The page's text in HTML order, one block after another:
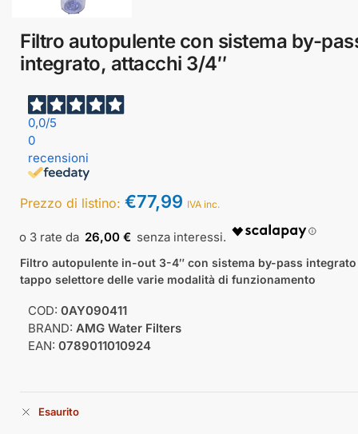
Filtro autopulente con sistema by-
integrato, attacchi 3/4″
0,0/5
0
recensioni
Prezzo di listino: €77,99 IVA inc.
26,00 €
Filtro autopulente in-out 3-4″ con sistema by-pass integrato
tappo selettore delle varie modalità di funzionamento
COD: 0AY090411
BRAND: AMG Water Filters
EAN: 0789011010924
Esaurito